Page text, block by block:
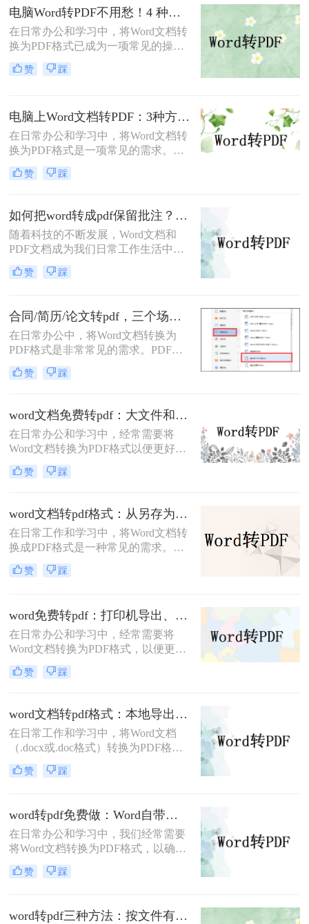
转换成pdf呢？本文将深入探讨多种高
效转换方法，涵盖不同场景需求，助
您轻松实现完美转换。
电脑Word转PDF不用愁！4 种转换方法还能压缩文件体积！
在日常办公和学习中，将Word文档转
换为PDF格式已成为一项常见的操
作。PDF格式以其高度的兼容性、稳
定性和安全性，在文档分享、分发和
Word转换为PDF的方法。
赞 踩
电脑上Word文档转PDF：3种方法按文档复杂度选，公式多的别用在线工具！
在日常办公和学习中，将Word文档转
换为PDF格式是一项常见的需求。
PDF格式因其跨平台兼容性、格式稳
定性和安全性而备受青睐。那么电脑
文将详细介绍三种将Word文档转换为
PDF的方法。
赞 踩
如何把word转成pdf保留批注？这三种方法建议收藏！
随着科技的不断发展，Word文档和
PDF文档成为我们日常工作生活中经
常遇到的文件格式。在某些情况下，
我们需要将Word文档转换为PDF格
批注呢？本文将介绍三种简单有效的
方法来帮助您将Word文档转成PDF并
保留批注。
赞 踩
合同/简历/论文转pdf，三个场景各自用什么方法快！
在日常办公中，将Word文档转换为
PDF格式是非常常见的需求。PDF文
件具有跨平台兼容性、保持文档格式
一致性和不可编辑性的特点，非常适
转换pdf呢？本文将介绍三种常用的方
法来实现这一转换。
赞 踩
word文档免费转pdf：大文件和小文件别用同一个方法！
在日常办公和学习中，经常需要将
Word文档转换为PDF格式以便更好地
分享、打印或存档。PDF格式具有跨
平台兼容性好、文件保护性强、打印
文件分享。那么word文档如何免费转
换成pdf呢？本文将详细介绍几种常用
的方法来实现这一目标。
赞 踩
word文档转pdf格式：从另存为到在线工具，三种路径各有取舍！
在日常工作和学习中，将Word文档转
换成PDF格式是一种常见的需求。
PDF格式不仅能够保持文档的原貌，
确保在不同平台和设备上呈现一致的
呢？本文将介绍三种高效且易于操作
的Word文档转换成PDF的方法，帮助
读者轻松应对这一需求。
赞 踩
word免费转pdf：打印机导出、Word自带、在线工具三选一！
在日常办公和学习中，经常需要将
Word文档转换为PDF格式，以便更好
地分享、打印或存档。那么word怎么
转换成pdf免费呢？本文将介绍三种免
赞 踩
word文档转pdf格式：本地导出和在线工具怎么选！
在日常工作和学习中，将Word文档
（.docx或.doc格式）转换为PDF格式
是一项常见的需求。PDF文件因其跨
平台兼容性、保持文档格式不变以及
本文将详细介绍两种将Word文档转换
成PDF格式的方法。
赞 踩
word转pdf免费做：Word自带导出和在线工具效果差在哪！
在日常办公和学习中，我们经常需要
将Word文档转换为PDF格式，以确保
文档的稳定性和兼容性，便于分享和
打印。那么word转pdf怎么转免费呢？
赞 踩
word转pdf三种方法：按文件有没有图片和公式分开选！